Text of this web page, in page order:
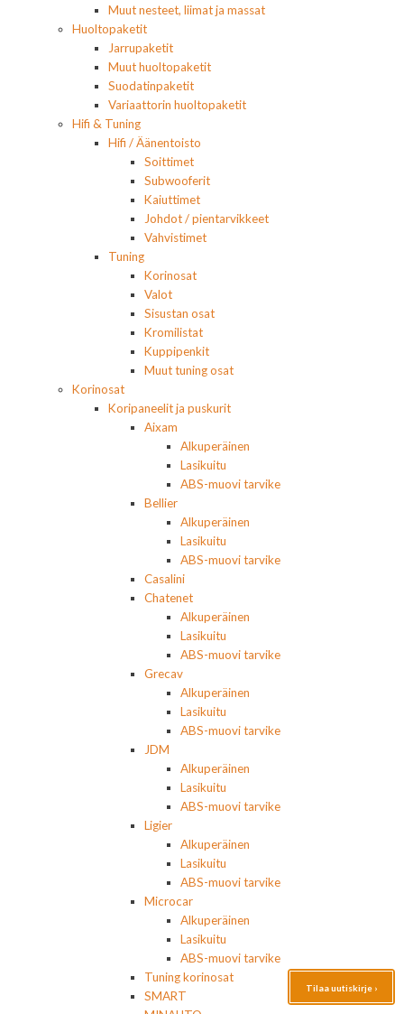
Muut nesteet, liimat ja massat
Huoltopaketit
Jarrupaketit
Muut huoltopaketit
Suodatinpaketit
Variaattorin huoltopaketit
Hifi & Tuning
Hifi / Äänentoisto
Soittimet
Subwooferit
Kaiuttimet
Johdot / pientarvikkeet
Vahvistimet
Tuning
Korinosat
Valot
Sisustan osat
Kromilistat
Kuppipenkit
Muut tuning osat
Korinosat
Koripaneelit ja puskurit
Aixam
Alkuperäinen
Lasikuitu
ABS-muovi tarvike
Bellier
Alkuperäinen
Lasikuitu
ABS-muovi tarvike
Casalini
Chatenet
Alkuperäinen
Lasikuitu
ABS-muovi tarvike
Grecav
Alkuperäinen
Lasikuitu
ABS-muovi tarvike
JDM
Alkuperäinen
Lasikuitu
ABS-muovi tarvike
Ligier
Alkuperäinen
Lasikuitu
ABS-muovi tarvike
Microcar
Alkuperäinen
Lasikuitu
ABS-muovi tarvike
Tuning korinosat
SMART
Tilaa uutiskirje ›